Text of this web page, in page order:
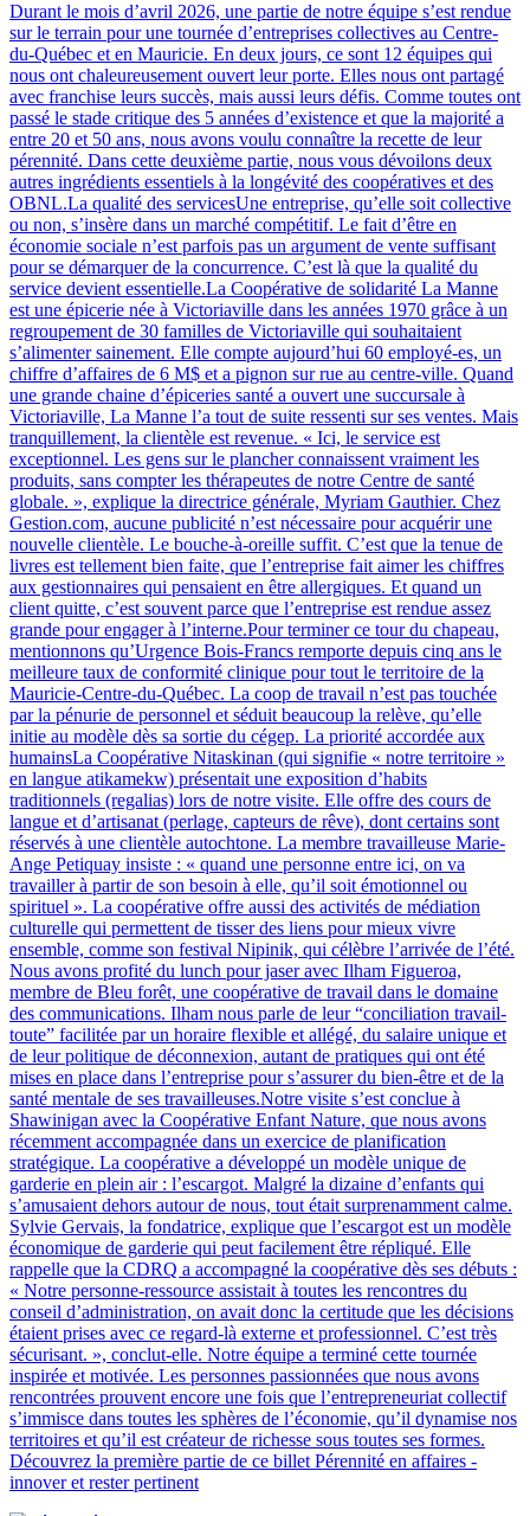
Durant le mois d’avril 2026, une partie de notre équipe s’est rendue
sur le terrain pour une tournée d’entreprises collectives au Centre-
du-Québec et en Mauricie. En deux jours, ce sont 12 équipes qui
nous ont chaleureusement ouvert leur porte. Elles nous ont partagé
avec franchise leurs succès, mais aussi leurs défis. Comme toutes ont
passé le stade critique des 5 années d’existence et que la majorité a
entre 20 et 50 ans, nous avons voulu connaître la recette de leur
pérennité. Dans cette deuxième partie, nous vous dévoilons deux
autres ingrédients essentiels à la longévité des coopératives et des
OBNL.La qualité des servicesUne entreprise, qu’elle soit collective
ou non, s’insère dans un marché compétitif. Le fait d’être en
économie sociale n’est parfois pas un argument de vente suffisant
pour se démarquer de la concurrence. C’est là que la qualité du
service devient essentielle.La Coopérative de solidarité La Manne
est une épicerie née à Victoriaville dans les années 1970 grâce à un
regroupement de 30 familles de Victoriaville qui souhaitaient
s’alimenter sainement. Elle compte aujourd’hui 60 employé-es, un
chiffre d’affaires de 6 M$ et a pignon sur rue au centre-ville. Quand
une grande chaine d’épiceries santé a ouvert une succursale à
Victoriaville, La Manne l’a tout de suite ressenti sur ses ventes. Mais
tranquillement, la clientèle est revenue. « Ici, le service est
exceptionnel. Les gens sur le plancher connaissent vraiment les
produits, sans compter les thérapeutes de notre Centre de santé
globale. », explique la directrice générale, Myriam Gauthier. Chez
Gestion.com, aucune publicité n’est nécessaire pour acquérir une
nouvelle clientèle. Le bouche-à-oreille suffit. C’est que la tenue de
livres est tellement bien faite, que l’entreprise fait aimer les chiffres
aux gestionnaires qui pensaient en être allergiques. Et quand un
client quitte, c’est souvent parce que l’entreprise est rendue assez
grande pour engager à l’interne.Pour terminer ce tour du chapeau,
mentionnons qu’Urgence Bois-Francs remporte depuis cinq ans le
meilleure taux de conformité clinique pour tout le territoire de la
Mauricie-Centre-du-Québec. La coop de travail n’est pas touchée
par la pénurie de personnel et séduit beaucoup la relève, qu’elle
initie au modèle dès sa sortie du cégep. La priorité accordée aux
humainsLa Coopérative Nitaskinan (qui signifie « notre territoire »
en langue atikamekw) présentait une exposition d’habits
traditionnels (regalias) lors de notre visite. Elle offre des cours de
langue et d’artisanat (perlage, capteurs de rêve), dont certains sont
réservés à une clientèle autochtone. La membre travailleuse Marie-
Ange Petiquay insiste : « quand une personne entre ici, on va
travailler à partir de son besoin à elle, qu’il soit émotionnel ou
spirituel ». La coopérative offre aussi des activités de médiation
culturelle qui permettent de tisser des liens pour mieux vivre
ensemble, comme son festival Nipinik, qui célèbre l’arrivée de l’été.
Nous avons profité du lunch pour jaser avec Ilham Figueroa,
membre de Bleu forêt, une coopérative de travail dans le domaine
des communications. Ilham nous parle de leur “conciliation travail-
toute” facilitée par un horaire flexible et allégé, du salaire unique et
de leur politique de déconnexion, autant de pratiques qui ont été
mises en place dans l’entreprise pour s’assurer du bien-être et de la
santé mentale de ses travailleuses.Notre visite s’est conclue à
Shawinigan avec la Coopérative Enfant Nature, que nous avons
récemment accompagnée dans un exercice de planification
stratégique. La coopérative a développé un modèle unique de
garderie en plein air : l’escargot. Malgré la dizaine d’enfants qui
s’amusaient dehors autour de nous, tout était surprenamment calme.
Sylvie Gervais, la fondatrice, explique que l’escargot est un modèle
économique de garderie qui peut facilement être répliqué. Elle
rappelle que la CDRQ a accompagné la coopérative dès ses débuts :
« Notre personne-ressource assistait à toutes les rencontres du
conseil d’administration, on avait donc la certitude que les décisions
étaient prises avec ce regard-là externe et professionnel. C’est très
sécurisant. », conclut-elle. Notre équipe a terminé cette tournée
inspirée et motivée. Les personnes passionnées que nous avons
rencontrées prouvent encore une fois que l’entrepreneuriat collectif
s’immisce dans toutes les sphères de l’économie, qu’il dynamise nos
territoires et qu’il est créateur de richesse sous toutes ses formes.
Découvrez la première partie de ce billet Pérennité en affaires -
innover et rester pertinent